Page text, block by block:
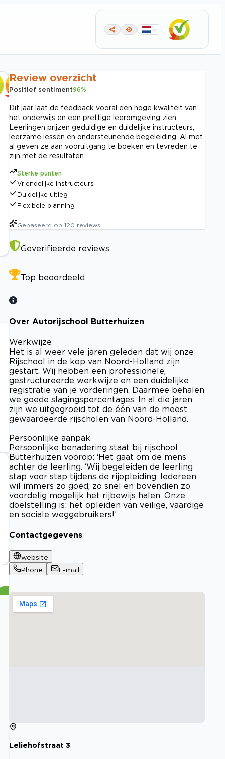
Review overzicht
Positief sentiment96%
Dit jaar laat de feedback vooral een hoge kwaliteit van
het onderwijs en een prettige leeromgeving zien.
Leerlingen prijzen geduldige en duidelijke instructeurs,
leerzame lessen en ondersteunende begeleiding. Al met
al geven ze aan vooruitgang te boeken en tevreden te
zijn met de resultaten.
Sterke punten
Vriendelijke instructeurs
Duidelijke uitleg
Flexibele planning
Gebaseerd op 120 reviews
Geverifieerde reviews
Top beoordeeld
Over Autorijschool Butterhuizen
Werkwijze
Het is al weer vele jaren geleden dat wij onze
Rijschool in de kop van Noord-Holland zijn
gestart. Wij hebben een professionele,
gestructureerde werkwijze en een duidelijke
registratie van je vorderingen. Daarmee behalen
we goede slagingspercentages. In al die jaren
zijn we uitgegroeid tot de één van de meest
gewaardeerde rijscholen van Noord-Holland.
Persoonlijke aanpak
Persoonlijke benadering staat bij rijschool
Butterhuizen voorop: ‘Het gaat om de mens
achter de leerling. ‘Wij begeleiden de leerling
stap voor stap tijdens de rijopleiding. Iedereen
wil immers zo goed, zo snel en bovendien zo
voordelig mogelijk het rijbewijs halen. Onze
doelstelling is: het opleiden van veilige, vaardige
en sociale weggebruikers!’
Contactgegevens
website
Phone
E-mail
Leliehofstraat 3